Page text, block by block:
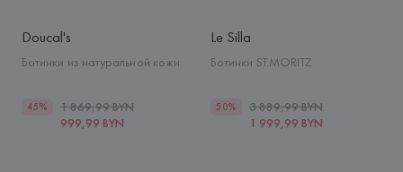
Doucal's
Ботинки из натуральной кожи
45%
1 869,99 BYN
999,99 BYN
Le Silla
Ботинки ST.MORITZ
50%
3 889,99 BYN
1 999,99 BYN